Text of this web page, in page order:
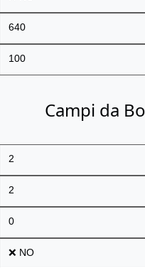
640
100
Campi da
2
2
0
❌ NO